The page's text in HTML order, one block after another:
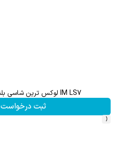
IM LS7 لوکس ترین شاسی بلند برقی ایران
ثبت درخواست
‹